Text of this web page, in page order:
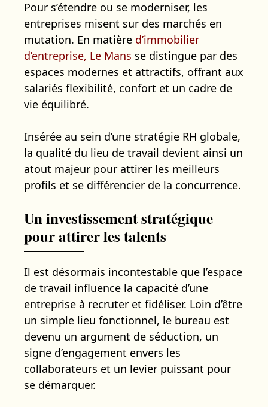
Pour s’étendre ou se moderniser, les
entreprises misent sur des marchés en
mutation. En matière d’immobilier
d’entreprise, Le Mans se distingue par des
espaces modernes et attractifs, offrant aux
salariés flexibilité, confort et un cadre de
vie équilibré.
Insérée au sein d’une stratégie RH globale,
la qualité du lieu de travail devient ainsi un
atout majeur pour attirer les meilleurs
profils et se différencier de la concurrence.
Un investissement stratégique
pour attirer les talents
Il est désormais incontestable que l’espace
de travail influence la capacité d’une
entreprise à recruter et fidéliser. Loin d’être
un simple lieu fonctionnel, le bureau est
devenu un argument de séduction, un
signe d’engagement envers les
collaborateurs et un levier puissant pour
se démarquer.